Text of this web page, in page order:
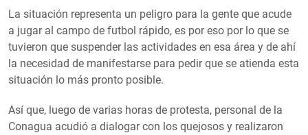
La situación representa un peligro para la gente que acude
a jugar al campo de futbol rápido, es por eso por lo que se
tuvieron que suspender las actividades en esa área y de ahí
la necesidad de manifestarse para pedir que se atienda esta
situación lo más pronto posible.
Así que, luego de varias horas de protesta, personal de la
Conagua acudió a dialogar con los quejosos y realizaron